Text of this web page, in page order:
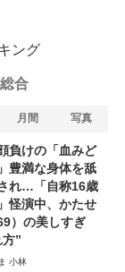
ング
総合
月間 写真
負けの「血みど
豊満な身体を舐
れ…「自称16歳
怪演中、かたせ
）の美しすぎ
”
小林